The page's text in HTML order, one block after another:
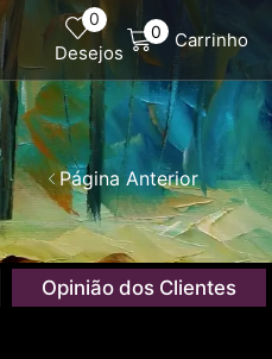
0
Desejos
0 Carrinho
Página Anterior
Opinião dos Clientes